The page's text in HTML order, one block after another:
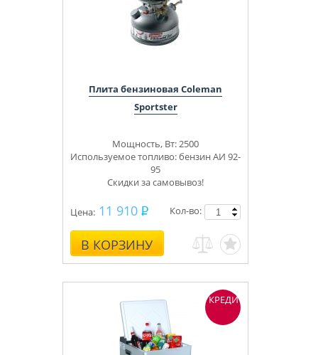
Производитель:Россия
Плита бензиновая Coleman
Sportster
Мощность, Вт: 2500
Используемое топливо: бензин АИ 92-
95
Скидки за самовывоз!
Цена: 11 910
В КОРЗИНУ
Кол-во:
КРЕДИТ